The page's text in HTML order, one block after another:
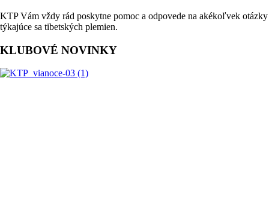
KTP Vám vždy rád poskytne pomoc a odpovede na akékoľvek otázky
týkajúce sa tibetských plemien.
KLUBOVÉ NOVINKY